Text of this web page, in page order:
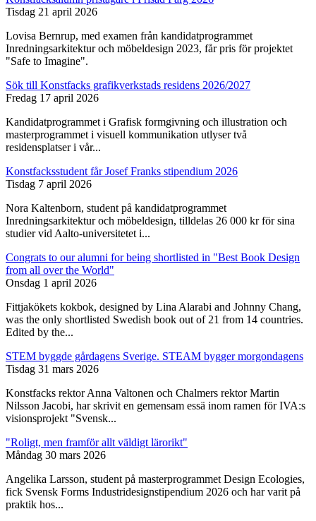
Tisdag 21 april 2026
Lovisa Bernrup, med examen från kandidatprogrammet
Inredningsarkitektur och möbeldesign 2023, får pris för projektet
"Safe to Imagine".
Sök till Konstfacks grafikverkstads residens 2026/2027
Fredag 17 april 2026
Kandidatprogrammet i Grafisk formgivning och illustration och
masterprogrammet i visuell kommunikation utlyser två
residensplatser i vår...
Konstfacksstudent får Josef Franks stipendium 2026
Tisdag 7 april 2026
Nora Kaltenborn, student på kandidatprogrammet
Inredningsarkitektur och möbeldesign, tilldelas 26 000 kr för sina
studier vid Aalto-universitetet i...
Congrats to our alumni for being shortlisted in "Best Book Design
from all over the World"
Onsdag 1 april 2026
Fittjakökets kokbok, designed by Lina Alarabi and Johnny Chang,
was the only shortlisted Swedish book out of 21 from 14 countries.
Edited by the...
STEM byggde gårdagens Sverige. STEAM bygger morgondagens
Tisdag 31 mars 2026
Konstfacks rektor Anna Valtonen och Chalmers rektor Martin
Nilsson Jacobi, har skrivit en gemensam essä inom ramen för IVA:s
visionsprojekt "Svensk...
"Roligt, men framför allt väldigt lärorikt"
Måndag 30 mars 2026
Angelika Larsson, student på masterprogrammet Design Ecologies,
fick Svensk Forms Industridesignstipendium 2026 och har varit på
praktik hos...